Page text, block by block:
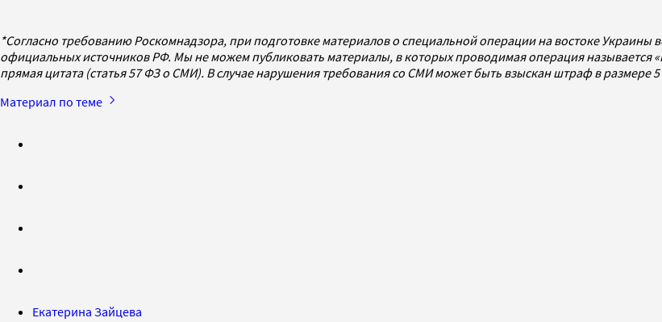
*Согласно требованию Роскомнадзора, при подготовке материалов о специальной операции на востоке
официальных источников РФ. Мы не можем публиковать материалы, в которых проводимая операция называется
прямая цитата (статья 57 ФЗ о СМИ). В случае нарушения требования со СМИ может быть взыскан штраф в размере
Материал по теме
Екатерина Зайцева